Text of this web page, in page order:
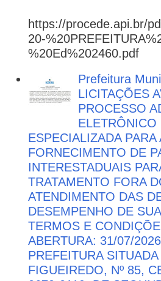
https://procede.api.br/
20-
%20Ed%202460.pdf
Prefeitura
LICITAÇÕES
PROCESSO
ELETRÔNICO
ESPECIALIZADA
FORNECIMENTO DE
INTERESTADUAIS
TRATAMENTO FORA
ATENDIMENTO DAS
DESEMPENHO DE
TERMOS E
ABERTURA: 31/07/
PREFEITURA
FIGUEIREDO, Nº 85,